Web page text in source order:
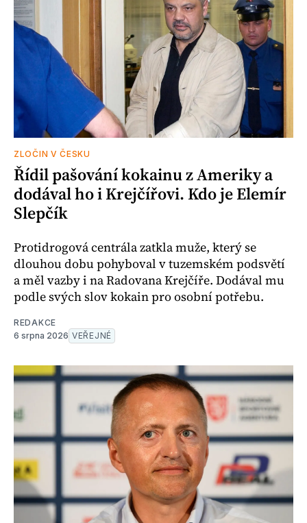
ZLOČIN V ČESKU
Řídil pašování kokainu z Ameriky a
dodával ho i Krejčířovi. Kdo je Elemír
Slepčík
Protidrogová centrála zatkla muže, který se
dlouhou dobu pohyboval v tuzemském podsvětí
a měl vazby i na Radovana Krejčíře. Dodával mu
podle svých slov kokain pro osobní potřebu.
REDAKCE
6 srpna 2026 VEŘEJNÉ